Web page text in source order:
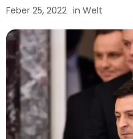
Feber 25, 2022 in Welt